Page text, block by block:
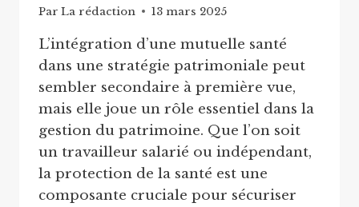
Par La rédaction 13 mars 2025
L’intégration d’une mutuelle santé
dans une stratégie patrimoniale peut
sembler secondaire à première vue,
mais elle joue un rôle essentiel dans la
gestion du patrimoine. Que l’on soit
un travailleur salarié ou indépendant,
la protection de la santé est une
composante cruciale pour sécuriser